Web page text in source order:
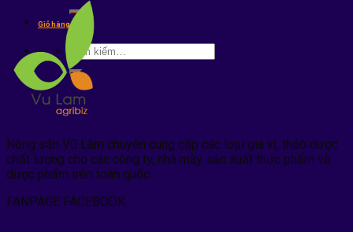
kiếm:
Giỏ hàng /
Tìm
kiếm:
Nông sản Vũ Lâm chuyên cung cấp các loại gia vị, thảo dược
chất lượng cho các công ty, nhà mày sản xuất thực phẩm và
dược phẩm trên toàn quốc.
FANPAGE FACEBOOK